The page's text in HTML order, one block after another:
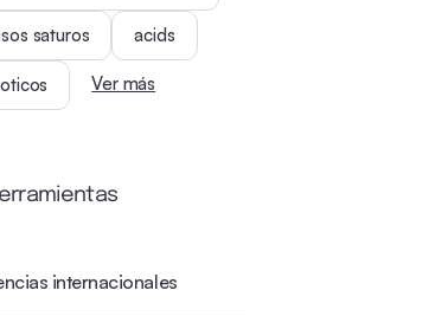
saturos acids
Ver más
internacionales